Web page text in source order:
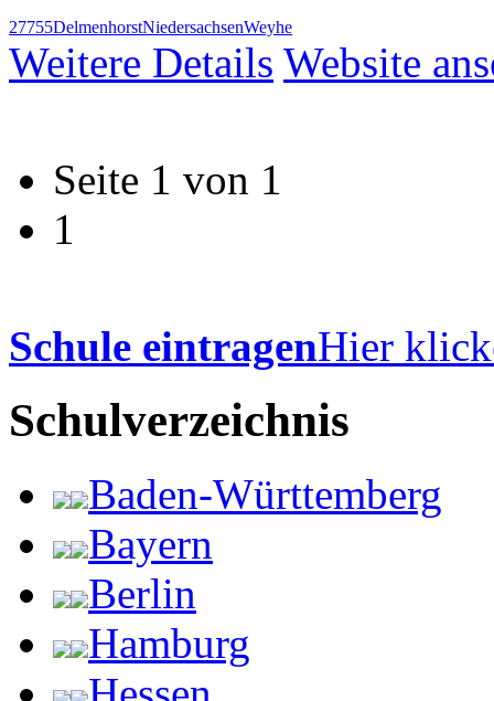
27755DelmenhorstNiedersachsenWeyhe
Weitere Details Website
Seite 1 von 1
1
Schule eintragenHier
Schulverzeichnis
Baden-Württemberg
Bayern
Berlin
Hamburg